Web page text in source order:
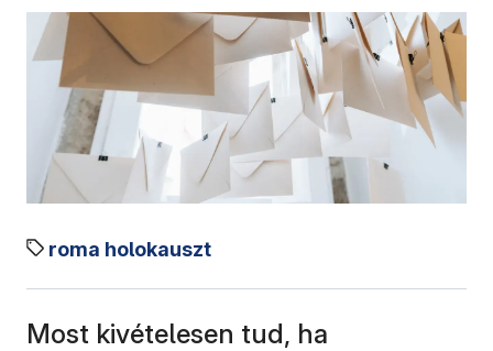
roma holokauszt
Most kivételesen tud, ha